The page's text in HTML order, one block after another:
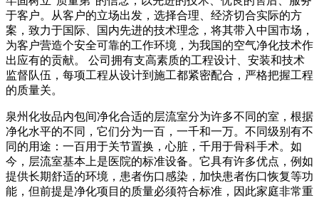
于客户。从客户的立场出发，选择合理、经济切合实际的方
案，致力于国际、国内先进的技术理念，将其带入中国市场，
为客户营造个安全可靠的工作环境，为我国的空气净化技术作
出应有的贡献。 公司拥有支高素质的工程设计、安装和技术
监督队伍，每项工程从设计到施工都紧密配合，严格把握工程
的质量关。
泉州化妆品内包间净化合适的层流室分为许多不同的室，根据
净化水平的不同，它们分为一百，一千和一万。不同级别有不
同的用途：一百用于关节置换，心脏，千用于骨科手术。如
今，层流室基本上是医院的标准设备。它具有许多优点，例如
提供长期舒适的环境，患者伤口感染，加快患者伤口恢复等功
能，但前提是净化项目的质量必须符合标准，因此家庭非常重